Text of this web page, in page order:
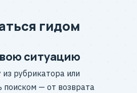
гидом
ситуацию
рубрикатора или
поиском — от возврата